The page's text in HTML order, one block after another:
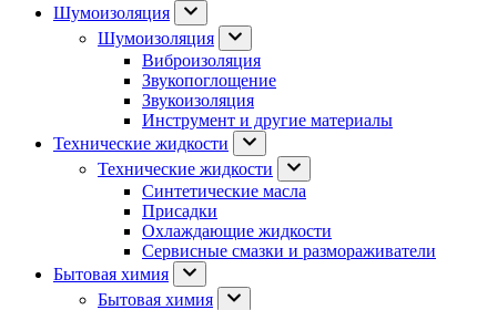
Шумоизоляция
Шумоизоляция
Виброизоляция
Звукопоглощение
Звукоизоляция
Инструмент и другие материалы
Технические жидкости
Технические жидкости
Синтетические масла
Присадки
Охлаждающие жидкости
Сервисные смазки и размораживатели
Бытовая химия
Бытовая химия